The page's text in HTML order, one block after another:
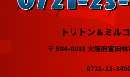
トリトン＆ミル
〒 584-0031 大阪府富田
0721-23-